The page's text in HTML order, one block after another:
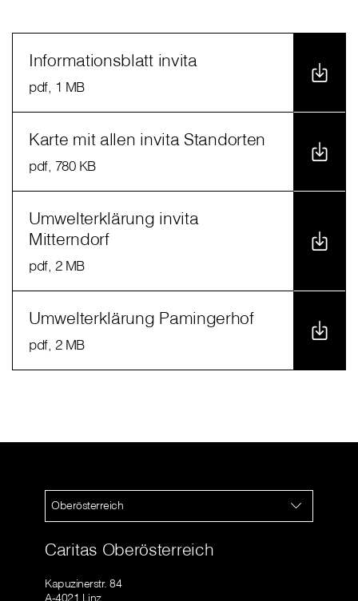
Informationsblatt invita
pdf, 1 MB
Karte mit allen invita Standorten
pdf, 780 KB
Umwelterklärung invita
Mitterndorf
pdf, 2 MB
Umwelterklärung Pamingerhof
pdf, 2 MB
Oberösterreich
Caritas Oberösterreich
Kapuzinerstr. 84
A-4021 Linz